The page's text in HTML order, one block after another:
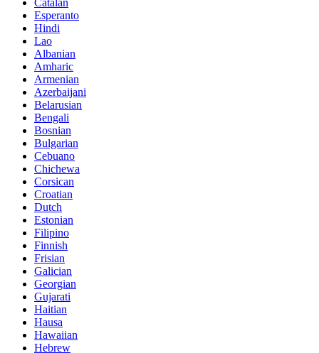
Esperanto
Hindi
Lao
Albanian
Amharic
Armenian
Azerbaijani
Belarusian
Bengali
Bosnian
Bulgarian
Cebuano
Chichewa
Corsican
Croatian
Dutch
Estonian
Filipino
Finnish
Frisian
Galician
Georgian
Gujarati
Haitian
Hausa
Hawaiian
Hebrew